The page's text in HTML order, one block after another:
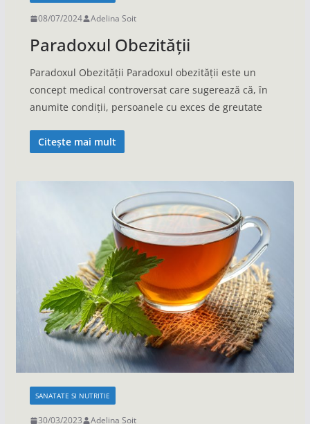
08/07/2024 Adelina Soit
Paradoxul Obezității
Paradoxul Obezității Paradoxul obezității este un
concept medical controversat care sugerează că, în
anumite condiții, persoanele cu exces de greutate
Citește mai mult
SANATATE SI NUTRITIE
30/03/2023 Adelina Soit